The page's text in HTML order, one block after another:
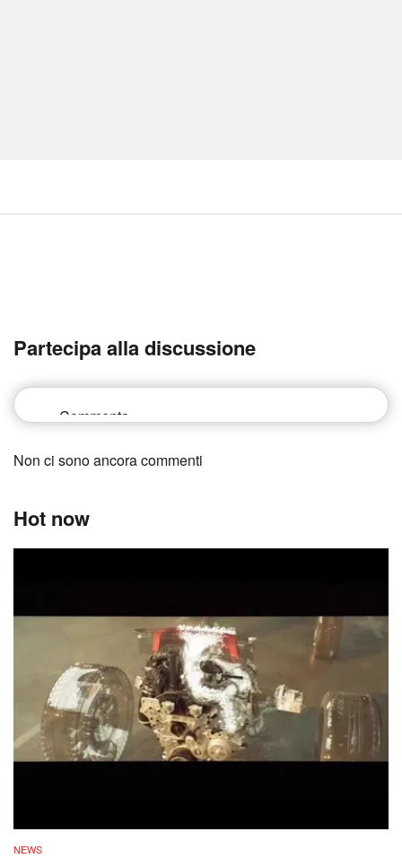
Partecipa alla discussione
Non ci sono ancora commenti
Hot now
NEWS